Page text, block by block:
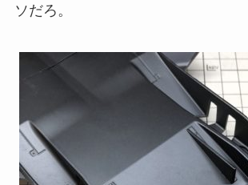
ソだろ。